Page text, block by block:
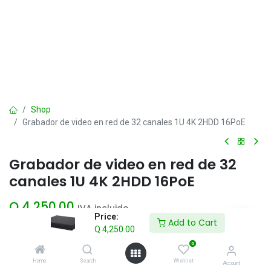
Price:
Q 4,250.00
Add to Cart
Home Search
0
Wishlist Account
Shop
Grabador de video en red de 32 canales 1U 4K 2HDD 16PoE
Grabador de video en red de 32
canales 1U 4K 2HDD 16PoE
Q 4,250.00 IVA incluido
Add to Cart